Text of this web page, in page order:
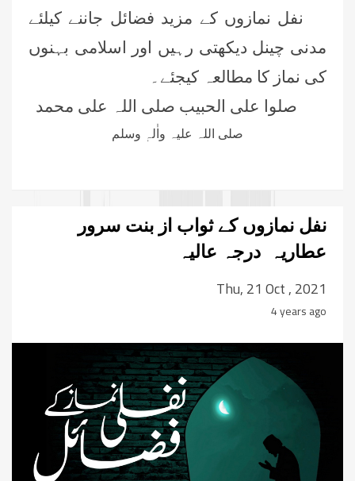
نفل نمازوں کے مزید فضائل جاننے کیلئے
مدنی چینل دیکھتی رہیں اور اسلامی بہنوں
کی نماز کا مطالعہ کیجئے۔
صلوا علی الحبیب صلی اللہ علی محمد
صلی اللہ علیہ واٰلہٖ وسلم
نفل نمازوں کے ثواب از بنت سرور
عطاریہ درجہ عالیہ
Thu, 21 Oct , 2021
4 years ago